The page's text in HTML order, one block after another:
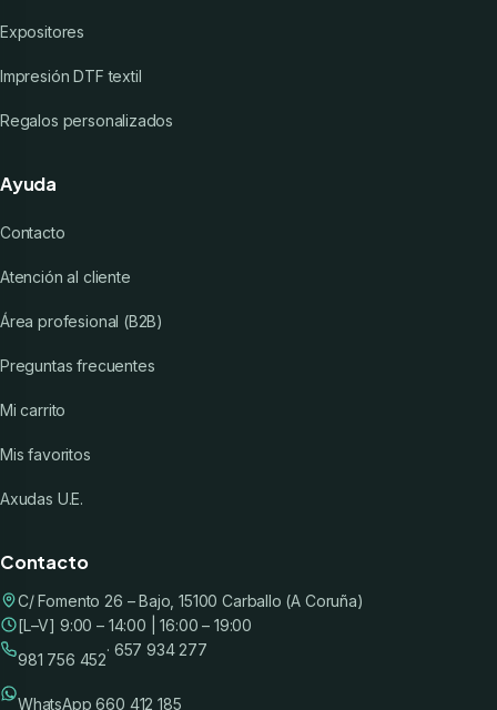
Expositores
Impresión DTF textil
Regalos personalizados
Ayuda
Contacto
Atención al cliente
Área profesional (B2B)
Preguntas frecuentes
Mi carrito
Mis favoritos
Axudas U.E.
Contacto
C/ Fomento 26 – Bajo, 15100 Carballo (A Coruña)
[L–V] 9:00 – 14:00 | 16:00 – 19:00
981 756 452
· 657 934 277
WhatsApp 660 412 185